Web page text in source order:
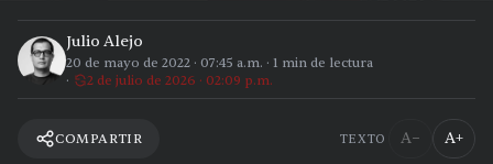
Julio Alejo
20 de mayo de 2022 · 07:45 a.m. · 1 min de lectura
2 de julio de 2026 · 02:09 p.m.
COMPARTIR TEXTO A− A+